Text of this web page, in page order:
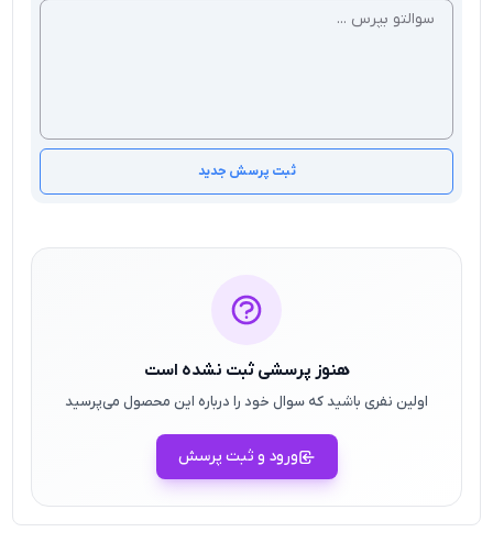
ثبت پرسش جدید
هنوز پرسشی ثبت نشده است
اولین نفری باشید که سوال خود را درباره این محصول می‌پرسید
ورود و ثبت پرسش